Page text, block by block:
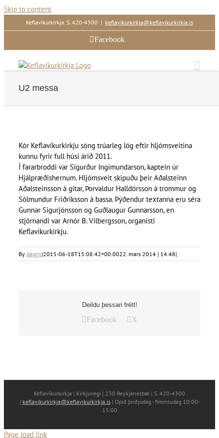
Skip to content
Keflavíkurkirkja. S. 420-4300 | keflavikurkirkja@keflavikurkirkja.is
Facebook
U2 messa
Kór Keflavíkurkirkju söng trúarleg lög eftir hljómsveitina
kunnu fyrir full húsi árið 2011.
Í fararbroddi var Sigurður Ingimundarson, kaptein úr
Hjálpræðishernum. Hljómsveit skipuðu þeir Aðalsteinn
Aðalsteinsson á gítar, Þorvaldur Halldórsson á trommur og
Sólmundur Friðriksson á bassa. Þýðendur textanna eru séra
Gunnar Sigurjónsson og Guðlaugur Gunnarsson, en
stjórnandi var Arnór B. Vilbergsson, organisti
Keflavíkurkirkju.
By dagny|2015-06-18T15:08:42+00:0022. mars 2014 | 14:48|
Deildu þessari frétt!
Facebook X
Keflavíkurkirkja | Kirkjuvegi | 230 Reykjanesbæ | S. 420-4300
| keflavikurkirkja@keflavikurkirkja.is| Opið þriðjudag - fimmtudag 10:00-
15:00
Page load link